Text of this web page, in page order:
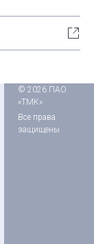
© 2026 ПАО
«ТМК»
Все права
защищены